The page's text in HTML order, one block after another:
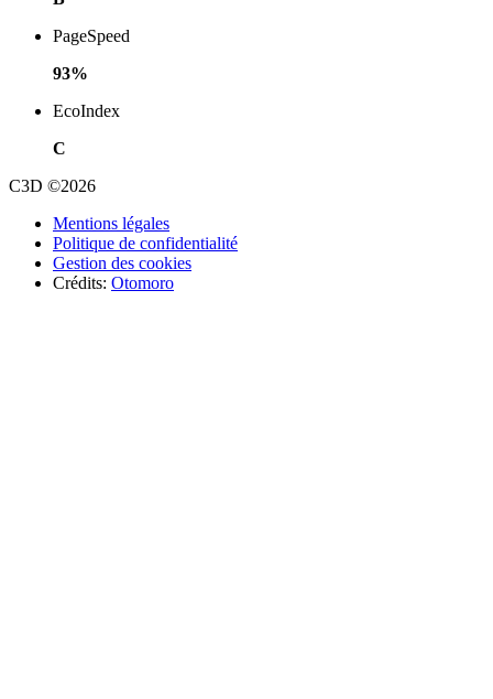
PageSpeed
93%
EcoIndex
C
C3D ©2026
Mentions légales
Politique de confidentialité
Gestion des cookies
Crédits: Otomoro